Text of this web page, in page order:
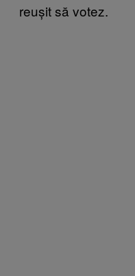
reușit să votez.